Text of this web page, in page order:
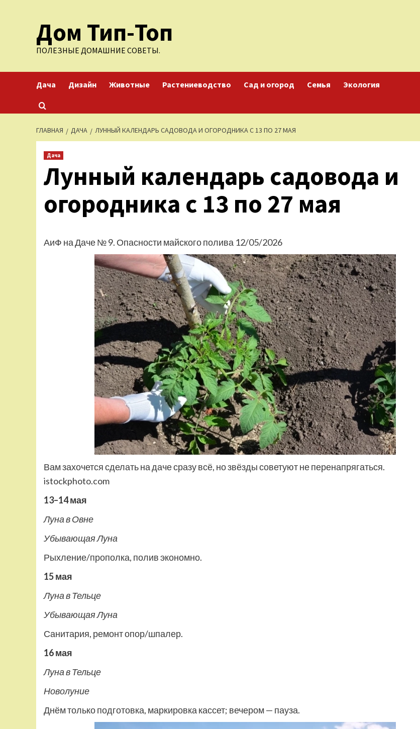
содержимомуДом Тип-Топ
ПОЛЕЗНЫЕ ДОМАШНИЕ СОВЕТЫ.
Дача Дизайн Животные Растениеводство Сад и огород Семья Экология
ГЛАВНАЯ ДАЧА ЛУННЫЙ КАЛЕНДАРЬ САДОВОДА И ОГОРОДНИКА С 13 ПО 27 МАЯ
Дача
Лунный календарь садовода и
огородника с 13 по 27 мая
АиФ на Даче № 9. Опасности майского полива 12/05/2026
Вам захочется сделать на даче сразу всё, но звёзды советуют не перенапрягаться.
istockphoto.com
13–14 мая
Луна в Овне
Убывающая Луна
Рыхление/прополка, полив экономно.
15 мая
Луна в Тельце
Убывающая Луна
Санитария, ремонт опор/шпалер.
16 мая
Луна в Тельце
Новолуние
Днём только подготовка, маркировка кассет; вечером — пауза.